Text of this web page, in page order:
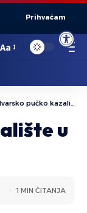
Open
Prihvaćam
Aa
pučko kazalište u Pragu
u
1 MIN ČITANJA